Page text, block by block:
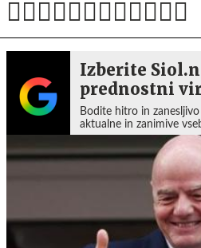
Izberite
prednostni
Bodite hitro in
aktualne in zanimive